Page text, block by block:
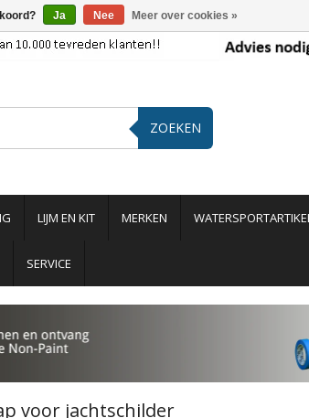
ZOEKEN
LIJM EN KIT MERKEN
SERVICE
voor jachtschilder
Ja Nee Meer over cookies »